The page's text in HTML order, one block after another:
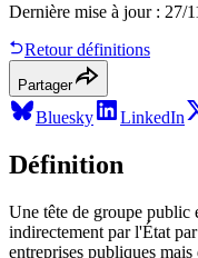
Dernière mise à jour: 27/
Retour définitions
Partager
Bluesky LinkedIn
Définition
Une tête de groupe public
indirectement par l'État
entreprises publiques